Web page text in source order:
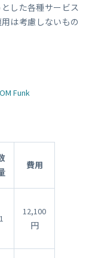
した各種サービス
は考慮しないもの
Funk
費用
1
12,100
円